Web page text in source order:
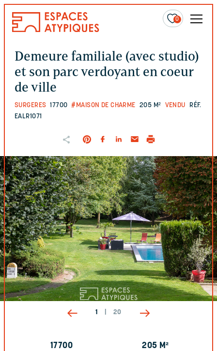
0
Demeure familiale (avec studio)
et son parc verdoyant en coeur
de ville
SURGERES 17700 #MAISON DE CHARME 205 M² VENDU
RÉF.
EALR1071
1 20
17700 205 M²